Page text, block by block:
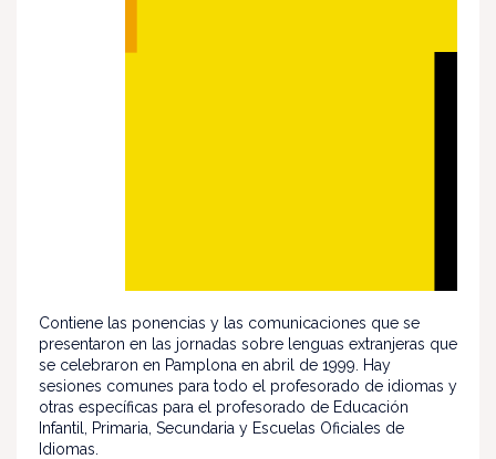
Contiene las ponencias y las comunicaciones que se
presentaron en las jornadas sobre lenguas extranjeras que
se celebraron en Pamplona en abril de 1999. Hay
sesiones comunes para todo el profesorado de idiomas y
otras específicas para el profesorado de Educación
Infantil, Primaria, Secundaria y Escuelas Oficiales de
Idiomas.